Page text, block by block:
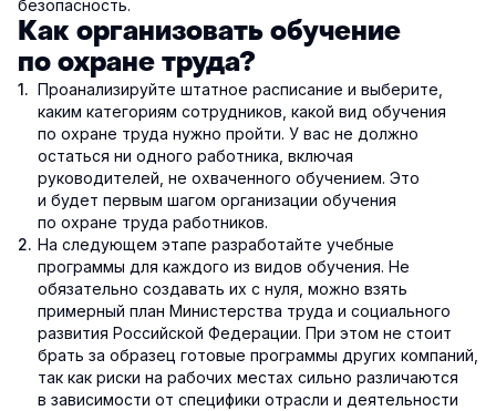
безопасность.
Как организовать обучение
по охране труда?
Проанализируйте штатное расписание и выберите,
каким категориям сотрудников, какой вид обучения
по охране труда нужно пройти. У вас не должно
остаться ни одного работника, включая
руководителей, не охваченного обучением. Это
и будет первым шагом организации обучения
по охране труда работников.
На следующем этапе разработайте учебные
программы для каждого из видов обучения. Не
обязательно создавать их с нуля, можно взять
примерный план Министерства труда и социального
развития Российской Федерации. При этом не стоит
брать за образец готовые программы других компаний,
так как риски на рабочих местах сильно различаются
в зависимости от специфики отрасли и деятельности